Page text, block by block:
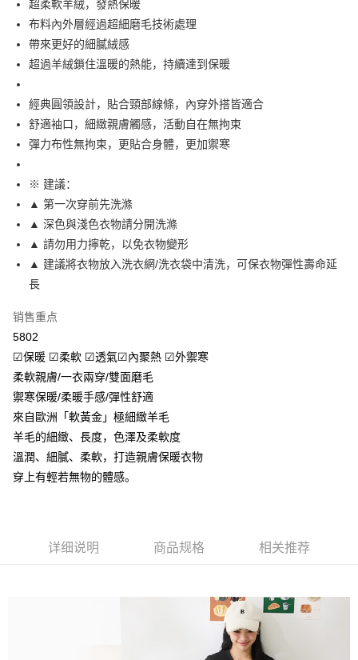
街口支付
悠遊付
Plus PAY
大哥付你分期
相关说明
月租型门号，不开放公司户及预付卡使用）
2. 付款方式选择 “大哥付你分期”，订单成立后会自动跳转到大哥付的交易流
交易。
3. 实际核准额度、可分期数及费用金额请依后续交易确认页面所载为准。
4. 订单成立30分钟内，如未前往确认交易或遇审核未通过，订单将自动取
消。如遇 “转专审核”未通过状况，表示未达系统评分，恕无法说明评估内
容。
1. 分期款项不并入电信账单，“大哥付你分期”于每月结算日后寄送缴费提醒
2. 通过短信链接打开账单后，可选择 “超商条码／台湾大直营门市／银行转
账／街口支付／iPASS MONEY”等通路缴费。
1. 本服务系由 “台湾大哥大股份有限公司”所提供，让用户于交易时，得通过
本服务购买商品或服务，并由商店将买卖／分期付款买卖价金债权让与本公
司后，依约使用本公司账单缴交账款。
2. 基于同意付款使用 “大哥付你分期”之契约关系目的，商店将以您的个人资
料（包含姓名、电话或地址）提供予台湾大哥大进项收集、处理及利用，由
台湾大哥大与本人进行分期账单所需资料之确认、核对及更正。
AFTEE先享后付
相关说明
一、關於 AFTEE先享後付
1. 於付款方式選擇AFTEE先享後付，將跳出AFTEE先享後付手機驗證視
2. 進行簡訊驗證之後，即可完成結帳手續。
3. 訂單確認後不需事先繳費，商品會配送至您的指定地址。
4. 下訂完成後，您的手機會收到一封繳費通知簡訊，APP會員則會收到
AFTEE APP推播通知。
APP於四大便利商店‧ATM/網銀等方式進行付款。
請留意繳費期限為 14 天。唯有下載 AFTEE App 成為 AFTEE 會員者方能享
有最長 45 天內付款之服務。
繳費期限，為商家向您請款的時間，再加上使用AFTEE可延長的天數所計算
夠在期限內收到商品(例如:預購商品或預計到貨時間較長者)。因此無論收到
商品與否，仍需要請您在AFTEE規定的時間內完成繳費。
二、付款限制
1. 初次使用 AFTEE 時，將依認證結果及本公司審查結果，核予每個人不同
三、聲明條款
含但不限於訂購人姓名、電話，收件人姓名、電話、收件地址)，將交付予
AFTEE 於本服務必要服務範圍內運用。關於 AFTEE 對於個人資料之蒐集、
處理、利用，詳參 AFTEE 官網之『個人資料蒐集、處理及利用告知聲明』
Hami Point
相关说明
会员账号后，即可在购物车使用 Hami Point 折抵消费金额（1点等于1
元）。
ATM付款
运送方式
全家取貨付款
每笔NT$80，满NT$499(含以上)免运费
付款後全家取貨
每笔NT$80，满NT$499(含以上)免运费
萊爾富取貨付款
每笔NT$80，满NT$799(含以上)免运费
超柔軟羊絨，發熱保暖
布料內外層經過超細磨毛技術處理
帶來更好的細膩絨感
超過羊絨鎖住溫暖的熱能，持續達到保暖
經典圓領設計，貼合頸部線條，內穿外搭皆適合
舒適袖口，細緻親膚觸感，活動自在無拘束
彈力布性無拘束，更貼合身體，更加禦寒
※ 建議：
▲ 第一次穿前先洗滌
▲ 深色與淺色衣物請分開洗滌
▲ 請勿用力擰乾，以免衣物變形
▲ 建議將衣物放入洗衣網/洗衣袋中清洗，可保衣物彈性壽命延
長
销售重点
5802
☑保暖 ☑柔軟 ☑透氣☑內聚熱 ☑外禦寒
柔軟親膚/一衣兩穿/雙面磨毛
禦寒保暖/柔暖手感/彈性舒適
來自歐洲「軟黃金」極細緻羊毛
羊毛的細緻、長度，色澤及柔軟度
溫潤、細膩、柔軟，打造親膚保暖衣物
穿上有輕若無物的體感。
详细说明 商品规格 相关推荐